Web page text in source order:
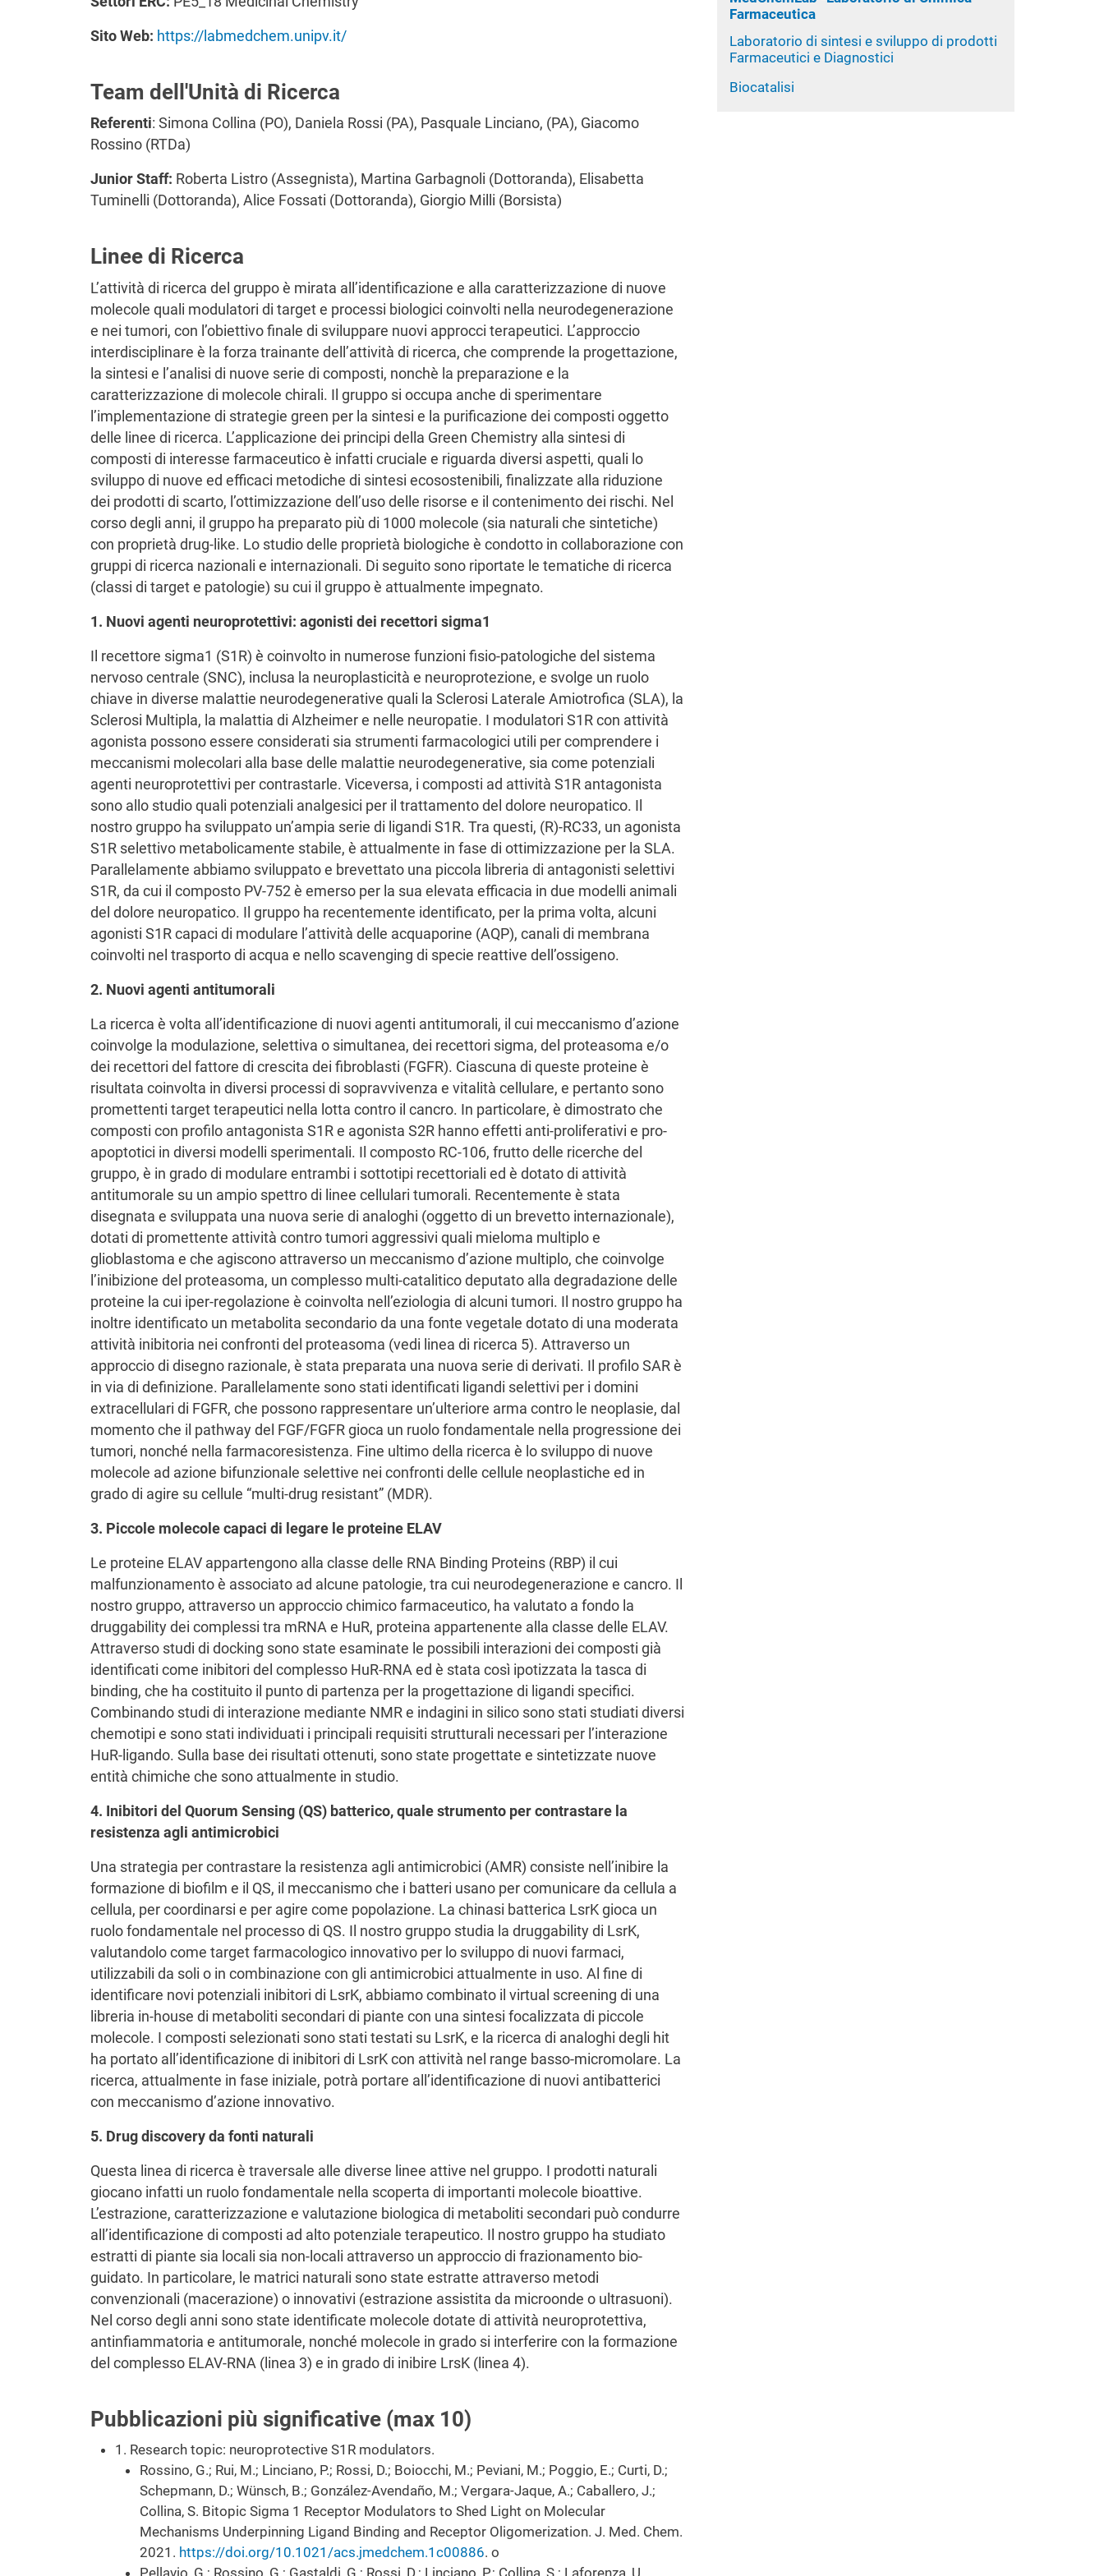
Sito Web: https://labmedchem.unipv.it/
Team dell'Unità di Ricerca
Referenti: Simona Collina (PO), Daniela Rossi (PA), Pasquale Linciano, (PA), Giacomo
Rossino (RTDa)
Junior Staff: Roberta Listro (Assegnista), Martina Garbagnoli (Dottoranda), Elisabetta
Tuminelli (Dottoranda), Alice Fossati (Dottoranda), Giorgio Milli (Borsista)
Linee di Ricerca
L’attività di ricerca del gruppo è mirata all’identificazione e alla caratterizzazione di nuove
molecole quali modulatori di target e processi biologici coinvolti nella neurodegenerazione
e nei tumori, con l’obiettivo finale di sviluppare nuovi approcci terapeutici. L’approccio
interdisciplinare è la forza trainante dell’attività di ricerca, che comprende la progettazione,
la sintesi e l’analisi di nuove serie di composti, nonchè la preparazione e la
caratterizzazione di molecole chirali. Il gruppo si occupa anche di sperimentare
l’implementazione di strategie green per la sintesi e la purificazione dei composti oggetto
delle linee di ricerca. L’applicazione dei principi della Green Chemistry alla sintesi di
composti di interesse farmaceutico è infatti cruciale e riguarda diversi aspetti, quali lo
sviluppo di nuove ed efficaci metodiche di sintesi ecosostenibili, finalizzate alla riduzione
dei prodotti di scarto, l’ottimizzazione dell’uso delle risorse e il contenimento dei rischi. Nel
corso degli anni, il gruppo ha preparato più di 1000 molecole (sia naturali che sintetiche)
con proprietà drug-like. Lo studio delle proprietà biologiche è condotto in collaborazione con
gruppi di ricerca nazionali e internazionali. Di seguito sono riportate le tematiche di ricerca
(classi di target e patologie) su cui il gruppo è attualmente impegnato.
1. Nuovi agenti neuroprotettivi: agonisti dei recettori sigma1
Il recettore sigma1 (S1R) è coinvolto in numerose funzioni fisio-patologiche del sistema
nervoso centrale (SNC), inclusa la neuroplasticità e neuroprotezione, e svolge un ruolo
chiave in diverse malattie neurodegenerative quali la Sclerosi Laterale Amiotrofica (SLA), la
Sclerosi Multipla, la malattia di Alzheimer e nelle neuropatie. I modulatori S1R con attività
agonista possono essere considerati sia strumenti farmacologici utili per comprendere i
meccanismi molecolari alla base delle malattie neurodegenerative, sia come potenziali
agenti neuroprotettivi per contrastarle. Viceversa, i composti ad attività S1R antagonista
sono allo studio quali potenziali analgesici per il trattamento del dolore neuropatico. Il
nostro gruppo ha sviluppato un’ampia serie di ligandi S1R. Tra questi, (R)-RC33, un agonista
S1R selettivo metabolicamente stabile, è attualmente in fase di ottimizzazione per la SLA.
Parallelamente abbiamo sviluppato e brevettato una piccola libreria di antagonisti selettivi
S1R, da cui il composto PV-752 è emerso per la sua elevata efficacia in due modelli animali
del dolore neuropatico. Il gruppo ha recentemente identificato, per la prima volta, alcuni
agonisti S1R capaci di modulare l’attività delle acquaporine (AQP), canali di membrana
coinvolti nel trasporto di acqua e nello scavenging di specie reattive dell’ossigeno.
2. Nuovi agenti antitumorali
La ricerca è volta all’identificazione di nuovi agenti antitumorali, il cui meccanismo d’azione
coinvolge la modulazione, selettiva o simultanea, dei recettori sigma, del proteasoma e/o
dei recettori del fattore di crescita dei fibroblasti (FGFR). Ciascuna di queste proteine è
risultata coinvolta in diversi processi di sopravvivenza e vitalità cellulare, e pertanto sono
promettenti target terapeutici nella lotta contro il cancro. In particolare, è dimostrato che
composti con profilo antagonista S1R e agonista S2R hanno effetti anti-proliferativi e pro-
apoptotici in diversi modelli sperimentali. Il composto RC-106, frutto delle ricerche del
gruppo, è in grado di modulare entrambi i sottotipi recettoriali ed è dotato di attività
antitumorale su un ampio spettro di linee cellulari tumorali. Recentemente è stata
disegnata e sviluppata una nuova serie di analoghi (oggetto di un brevetto internazionale),
dotati di promettente attività contro tumori aggressivi quali mieloma multiplo e
glioblastoma e che agiscono attraverso un meccanismo d’azione multiplo, che coinvolge
l’inibizione del proteasoma, un complesso multi-catalitico deputato alla degradazione delle
proteine la cui iper-regolazione è coinvolta nell’eziologia di alcuni tumori. Il nostro gruppo ha
inoltre identificato un metabolita secondario da una fonte vegetale dotato di una moderata
attività inibitoria nei confronti del proteasoma (vedi linea di ricerca 5). Attraverso un
approccio di disegno razionale, è stata preparata una nuova serie di derivati. Il profilo SAR è
in via di definizione. Parallelamente sono stati identificati ligandi selettivi per i domini
extracellulari di FGFR, che possono rappresentare un’ulteriore arma contro le neoplasie, dal
momento che il pathway del FGF/FGFR gioca un ruolo fondamentale nella progressione dei
tumori, nonché nella farmacoresistenza. Fine ultimo della ricerca è lo sviluppo di nuove
molecole ad azione bifunzionale selettive nei confronti delle cellule neoplastiche ed in
grado di agire su cellule “multi-drug resistant” (MDR).
3. Piccole molecole capaci di legare le proteine ELAV
Le proteine ELAV appartengono alla classe delle RNA Binding Proteins (RBP) il cui
malfunzionamento è associato ad alcune patologie, tra cui neurodegenerazione e cancro. Il
nostro gruppo, attraverso un approccio chimico farmaceutico, ha valutato a fondo la
druggability dei complessi tra mRNA e HuR, proteina appartenente alla classe delle ELAV.
Attraverso studi di docking sono state esaminate le possibili interazioni dei composti già
identificati come inibitori del complesso HuR-RNA ed è stata così ipotizzata la tasca di
binding, che ha costituito il punto di partenza per la progettazione di ligandi specifici.
Combinando studi di interazione mediante NMR e indagini in silico sono stati studiati diversi
chemotipi e sono stati individuati i principali requisiti strutturali necessari per l’interazione
HuR-ligando. Sulla base dei risultati ottenuti, sono state progettate e sintetizzate nuove
entità chimiche che sono attualmente in studio.
4. Inibitori del Quorum Sensing (QS) batterico, quale strumento per contrastare la
resistenza agli antimicrobici
Una strategia per contrastare la resistenza agli antimicrobici (AMR) consiste nell’inibire la
formazione di biofilm e il QS, il meccanismo che i batteri usano per comunicare da cellula a
cellula, per coordinarsi e per agire come popolazione. La chinasi batterica LsrK gioca un
ruolo fondamentale nel processo di QS. Il nostro gruppo studia la druggability di LsrK,
valutandolo come target farmacologico innovativo per lo sviluppo di nuovi farmaci,
utilizzabili da soli o in combinazione con gli antimicrobici attualmente in uso. Al fine di
identificare novi potenziali inibitori di LsrK, abbiamo combinato il virtual screening di una
libreria in-house di metaboliti secondari di piante con una sintesi focalizzata di piccole
molecole. I composti selezionati sono stati testati su LsrK, e la ricerca di analoghi degli hit
ha portato all’identificazione di inibitori di LsrK con attività nel range basso-micromolare. La
ricerca, attualmente in fase iniziale, potrà portare all’identificazione di nuovi antibatterici
con meccanismo d’azione innovativo.
5. Drug discovery da fonti naturali
Questa linea di ricerca è traversale alle diverse linee attive nel gruppo. I prodotti naturali
giocano infatti un ruolo fondamentale nella scoperta di importanti molecole bioattive.
L’estrazione, caratterizzazione e valutazione biologica di metaboliti secondari può condurre
all’identificazione di composti ad alto potenziale terapeutico. Il nostro gruppo ha studiato
estratti di piante sia locali sia non-locali attraverso un approccio di frazionamento bio-
guidato. In particolare, le matrici naturali sono state estratte attraverso metodi
convenzionali (macerazione) o innovativi (estrazione assistita da microonde o ultrasuoni).
Nel corso degli anni sono state identificate molecole dotate di attività neuroprotettiva,
antinfiammatoria e antitumorale, nonché molecole in grado si interferire con la formazione
del complesso ELAV-RNA (linea 3) e in grado di inibire LrsK (linea 4).
Pubblicazioni più significative (max 10)
1. Research topic: neuroprotective S1R modulators.
Rossino, G.; Rui, M.; Linciano, P.; Rossi, D.; Boiocchi, M.; Peviani, M.; Poggio, E.; Curti, D.;
Schepmann, D.; Wünsch, B.; González-Avendaño, M.; Vergara-Jaque, A.; Caballero, J.;
Collina, S. Bitopic Sigma 1 Receptor Modulators to Shed Light on Molecular
Mechanisms Underpinning Ligand Binding and Receptor Oligomerization. J. Med. Chem.
2021. https://doi.org/10.1021/acs.jmedchem.1c00886. o
Farmaceutica
Laboratorio di sintesi e sviluppo di prodotti
Farmaceutici e Diagnostici
Biocatalisi